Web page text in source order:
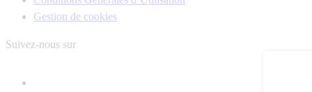
Gestion de cookies
Suivez-nous sur